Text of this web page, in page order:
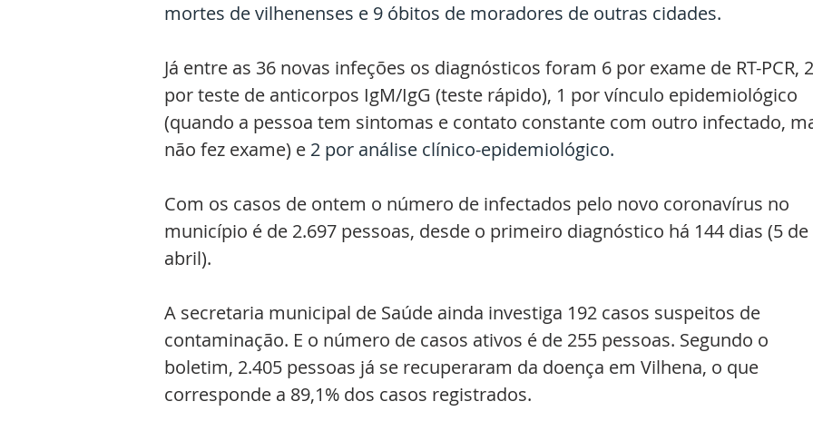
mortes de vilhenenses e 9 óbitos de moradores de outras cidades.
Já entre as 36 novas infeções os diagnósticos foram 6 por exame de RT-PCR,
por teste de anticorpos IgM/IgG (teste rápido), 1 por vínculo epidemiológico
(quando a pessoa tem sintomas e contato constante com outro infectado,
não fez exame) e 2 por análise clínico-epidemiológico.
Com os casos de ontem o número de infectados pelo novo coronavírus no
município é de 2.697 pessoas, desde o primeiro diagnóstico há 144 dias (5 de
abril).
A secretaria municipal de Saúde ainda investiga 192 casos suspeitos de
contaminação. E o número de casos ativos é de 255 pessoas. Segundo o
boletim, 2.405 pessoas já se recuperaram da doença em Vilhena, o que
corresponde a 89,1% dos casos registrados.